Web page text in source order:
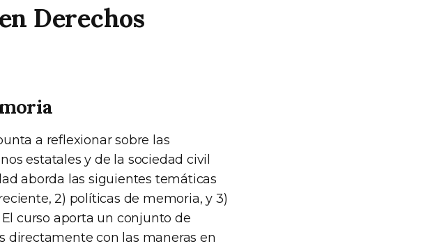
Derechos
a reflexionar sobre las
estatales y de la sociedad civil
aborda las siguientes temáticas
2) políticas de memoria, y 3)
curso aporta un conjunto de
directamente con las maneras en